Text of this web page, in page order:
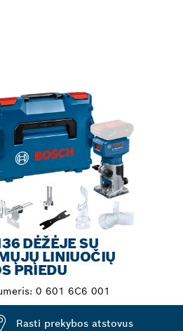
DĖŽĖJE SU
LINIUOČIŲ
PRIEDU
0 601 6C6 001
Rasti prekybos atstovus